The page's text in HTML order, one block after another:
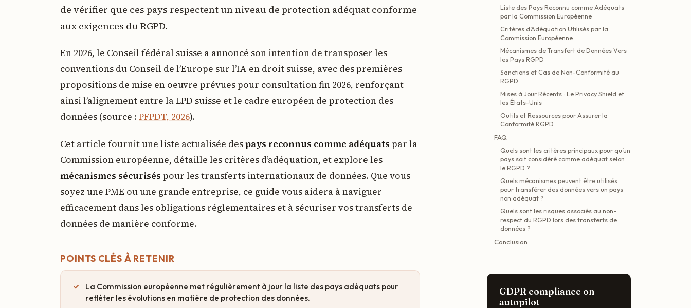
de vérifier que ces pays respectent un niveau de protection adéquat conforme
aux exigences du RGPD.
En 2026, le Conseil fédéral suisse a annoncé son intention de transposer les
conventions du Conseil de l’Europe sur l’IA en droit suisse, avec des premières
propositions de mise en oeuvre prévues pour consultation fin 2026, renforçant
ainsi l’alignement entre la LPD suisse et le cadre européen de protection des
données (source : PFPDT, 2026).
Cet article fournit une liste actualisée despays reconnus comme adéquats par la
Commission européenne, détaille les critères d’adéquation, et explore les
mécanismes sécurisés pour les transferts internationaux de données. Que vous
soyez une PME ou une grande entreprise, ce guide vous aidera à naviguer
efficacement dans les obligations réglementaires et à sécuriser vos transferts de
données de manière conforme.
POINTS CLÉS À RETENIR
La Commission européenne met régulièrement à jour la liste des pays adéquats pour
refléter les évolutions en matière de protection des données.
Liste des Pays Reconnu comme Adéquats
par la Commission Européenne
Critères d’Adéquation Utilisés par la
Commission Européenne
Mécanismes de Transfert de Données Vers
les Pays RGPD
Sanctions et Cas de Non-Conformité au
RGPD
Mises à Jour Récents : Le Privacy Shield et
les États-Unis
Outils et Ressources pour Assurer la
Conformité RGPD
FAQ
Quels sont les critères principaux pour qu’un
pays soit considéré comme adéquat selon
le RGPD ?
Quels mécanismes peuvent être utilisés
pour transférer des données vers un pays
non adéquat ?
Quels sont les risques associés au non-
respect du RGPD lors des transferts de
données ?
Conclusion
GDPR compliance on
autopilot